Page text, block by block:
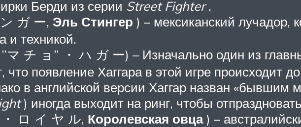
Берди из серии Street Fighter.
ガ ー, Эль Стингер ) – мексиканский лучадор,
и техникой.
チ ョ” ・ ハ ガ ー) – Изначально один из
появление Хаггара в этой игре происходит до
в английской версии Хаггар назван «бывшим
) иногда выходит на ринг, чтобы
ロ イ ヤ ル, Королевская овца) –